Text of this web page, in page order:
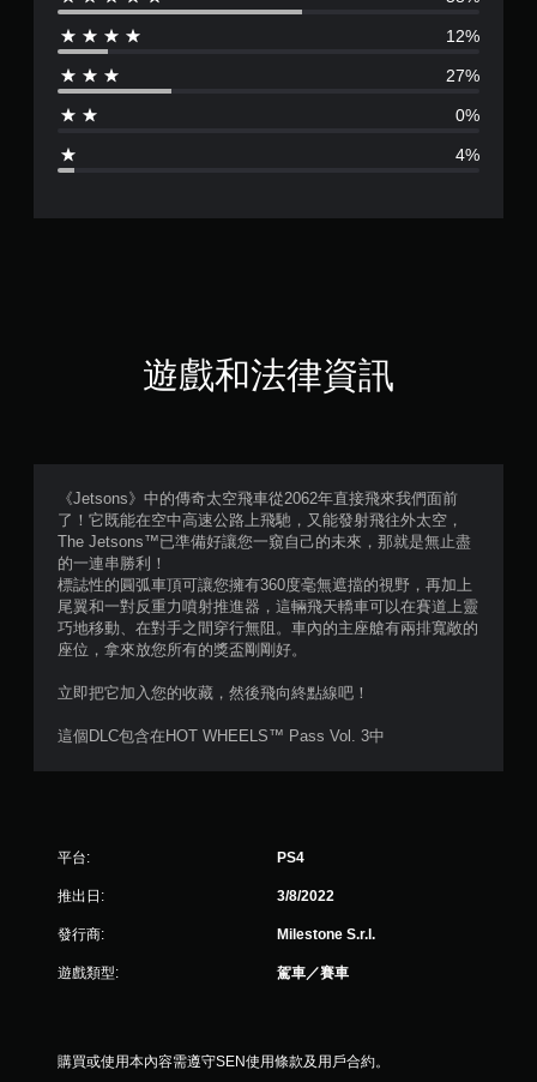
評
分
1
分
5
顆
星
共
12%
27%
0%
4%
遊戲和法律資訊
《Jetsons》中的傳奇太空飛車從2062年直接飛來我們面前
了！它既能在空中高速公路上飛馳，又能發射飛往外太空，
The Jetsons™已準備好讓您一窺自己的未來，那就是無止盡
的一連串勝利！
標誌性的圓弧車頂可讓您擁有360度毫無遮擋的視野，再加上
尾翼和一對反重力噴射推進器，這輛飛天轎車可以在賽道上靈
巧地移動、在對手之間穿行無阻。車內的主座艙有兩排寬敞的
座位，拿來放您所有的獎盃剛剛好。
立即把它加入您的收藏，然後飛向終點線吧！
這個DLC包含在HOT WHEELS™ Pass Vol. 3中
平台: PS4
推出日: 3/8/2022
發行商: Milestone S.r.l.
遊戲類型: 駕車／賽車
購買或使用本內容需遵守SEN使用條款及用戶合約。